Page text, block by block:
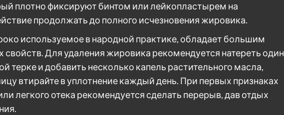
плотно фиксируют бинтом или лейкопластырем на
продолжать до полного исчезновения жировика.
используемое в народной практике, обладает большим
Для удаления жировика рекомендуется натереть один
терке и добавить несколько капель растительного масла,
втирайте в уплотнение каждый день. При первых признаках
легкого отека рекомендуется сделать перерыв, дав отдых